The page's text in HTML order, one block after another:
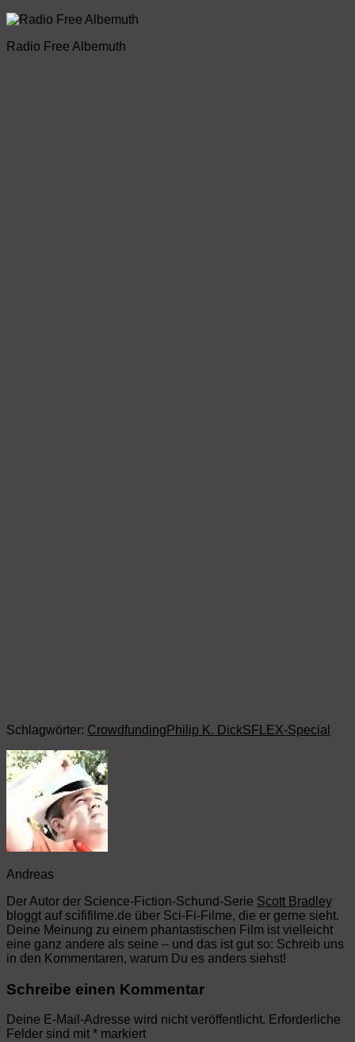
Radio Free Albemuth
Schlagwörter: Crowdfunding Philip K. DickSFLEX-Special
Andreas
Der Autor der Science-Fiction-Schund-Serie Scott Bradley
bloggt auf scififilme.de über Sci-Fi-Filme, die er gerne sieht.
Deine Meinung zu einem phantastischen Film ist vielleicht
eine ganz andere als seine – und das ist gut so: Schreib uns
in den Kommentaren, warum Du es anders siehst!
Schreibe einen Kommentar
Deine E-Mail-Adresse wird nicht veröffentlicht. Erforderliche
Felder sind mit * markiert